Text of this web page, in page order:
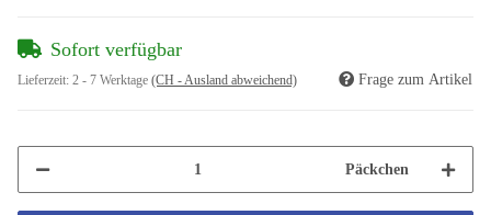
Sofort verfügbar
Lieferzeit: 2 - 7 Werktage (CH - Ausland abweichend) Frage zum Artikel
Päckchen